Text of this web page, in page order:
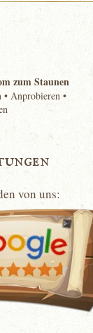
zum Staunen
• Anprobieren •
von uns: